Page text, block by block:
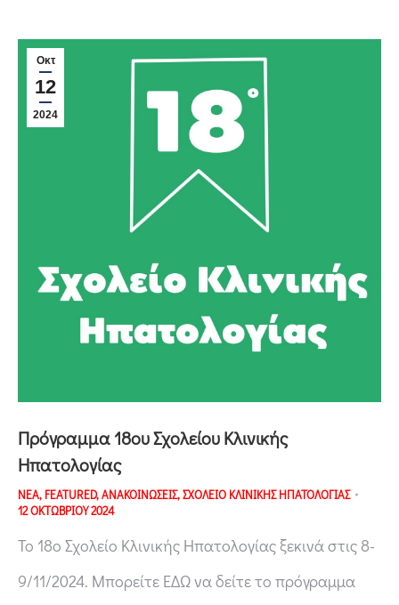
Οκτ
12
2024
Πρόγραμμα 18ου Σχολείου Κλινικής
Ηπατολογίας
ΝΕΑ, FEATURED,ΑΝΑΚΟΙΝΩΣΕΙΣ,ΣΧΟΛΕΙΟ ΚΛΙΝΙΚΗΣ ΗΠΑΤΟΛΟΓΙΑΣ
12 ΟΚΤΩΒΡΙΟΥ 2024
Το 18ο Σχολείο Κλινικής Ηπατολογίας ξεκινά στις 8-
9/11/2024. Μπορείτε ΕΔΩ να δείτε το πρόγραμμα